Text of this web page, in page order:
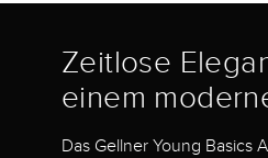
Zeitlose
einem
Das Gellner Young Basics